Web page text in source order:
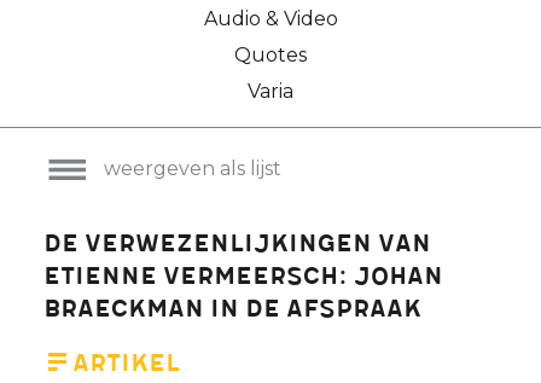
Audio & Video
Quotes
Varia
weergeven als lijst
De verwezenlijkingen van
Etienne Vermeersch: Johan
Braeckman in De Afspraak
Artikel